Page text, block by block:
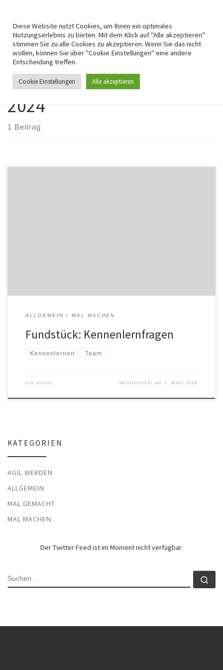
Startseite »2024 »März
Monatliche Archive:
2024
1 Beitrag
ALLGEMEIN MAL MACHEN
Fundstück: Kennenlernfragen
Kennenlernen Team
von wilmer Veröffentlicht am 1. März 2024
KATEGORIEN
AGIL WERDEN
ALLGEMEIN
MAL GEMACHT
MAL MACHEN
Der Twitter Feed ist im Moment nicht verfügbar.
SUCHE
Diese Website nutzt Cookies, um Ihnen ein optimales
Nutzungserlebnis zu bieten. Mit dem Klick auf "Alle akzeptieren"
stimmen Sie zu alle Cookies zu akzeptieren. Wenn Sie das nicht
wollen, können Sie über "Cookie Einstellungen" eine andere
Entscheidung treffen.
Cookie Einstellungen Alle akzeptieren